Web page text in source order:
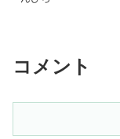
コメント